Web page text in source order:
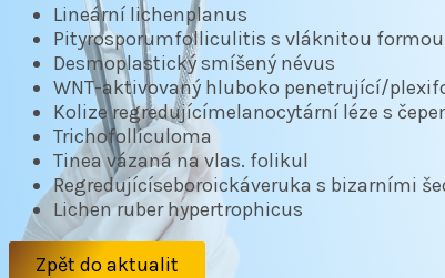
Lineární lichenplanus
Pityrosporumfolliculitis s vláknitou
Desmoplastický smíšený névus
WNT-aktivovaný hluboko penetrující/
Kolize regredujícímelanocytární léze s
Trichofolliculoma
Tinea vázaná na vlas. folikul
Regredujícíseboroickáveruka s bizarními
Lichen ruber hypertrophicus
Zpět do aktualit